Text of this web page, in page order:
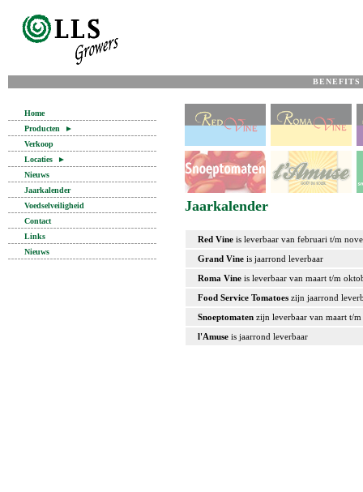
BENEFITS
Home
Producten
►
Verkoop
Locaties
►
Nieuws
Jaarkalender
Voedselveiligheid
Contact
Links
Nieuws
Jaarkalender
Red Vine is leverbaar van februari t/m
Grand Vine is jaarrond leverbaar
Roma Vine is leverbaar van maart t/m
Food Service Tomatoes zijn jaarrond
Snoeptomaten zijn leverbaar van maart t/
l'Amuse is jaarrond leverbaar